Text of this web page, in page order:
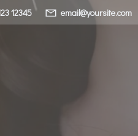
12345 email@yoursite.com